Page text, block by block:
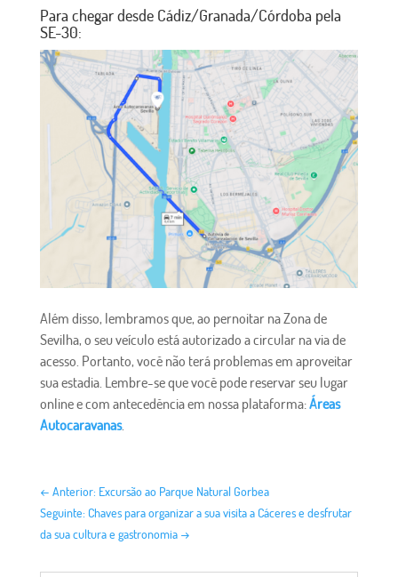
Para chegar desde Cádiz/Granada/Córdoba pela
SE-30:
Além disso, lembramos que, ao pernoitar na Zona de
Sevilha, o seu veículo está autorizado a circular na via de
acesso. Portanto, você não terá problemas em aproveitar
sua estadia. Lembre-se que você pode reservar seu lugar
online e com antecedência em nossa plataforma:Áreas
Autocaravanas.
← Anterior: Excursão ao Parque Natural Gorbea
Seguinte: Chaves para organizar a sua visita a Cáceres e desfrutar
da sua cultura e gastronomia→